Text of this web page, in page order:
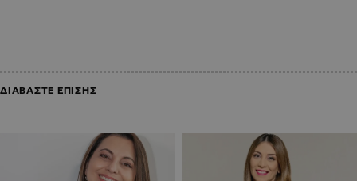
ΔΙΑΒΑΣΤΕ ΕΠΙΣΗΣ